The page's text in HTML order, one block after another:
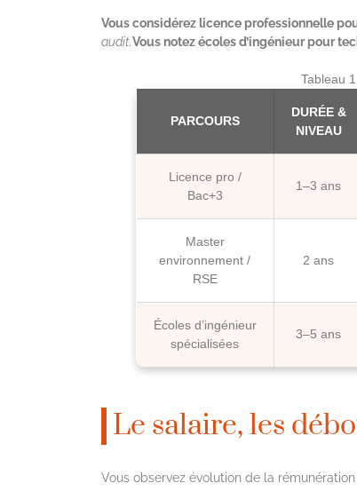
Vous considérez licence professionnelle
audit.Vous notez écoles d’ingénieur pour
Tableau
PARCOURS
DURÉE &
NIVEAU
Licence pro /
Bac+3
1–3 ans
Master
environnement /
RSE
2 ans
Écoles d’ingénieur
spécialisées
3–5 ans
Le salaire, les
Vous observez évolution de la